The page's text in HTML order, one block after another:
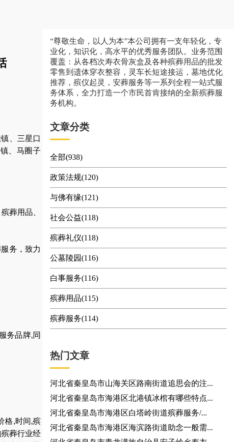
、三星口
、马圈子
殡葬用品
务， 致力
务品牌,同
格,时间,殡
殡葬行业经
“尊敬生命，以人为本”本公司拥有一支年轻化，专
业化，知识化，高水平的优秀服务团队。业务范围
覆盖：从各档次寿衣骨灰盒及各种殡葬用品的批发
零售到遗体穿衣整容，灵车长短途接运，墓地优化
推荐，殡仪起灵，安葬服务等一系列全程一站式服
务体系，全力打造一个市民首肯接纳的全新殡葬服
务机构。
文章分类
全部(938)
政策法规(120)
与佛有缘(121)
社会公益(118)
殡葬礼仪(118)
公墓陵园(116)
白事服务(116)
殡葬用品(115)
殡葬服务(114)
热门文章
河北省秦皇岛市山海关区路南街道追思会的注...
河北省秦皇岛市海港区北港镇冰棺有哪些特点...
河北省秦皇岛市海港区白塔岭街道殡葬服务/...
河北省秦皇岛市海港区海滨路街道助念一般需...